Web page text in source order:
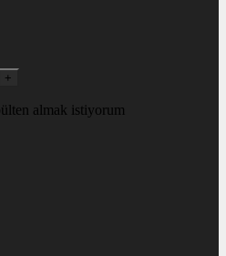
+
almak istiyorum